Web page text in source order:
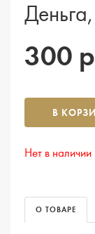
300
В
Нет в наличии
О ТОВАРЕ